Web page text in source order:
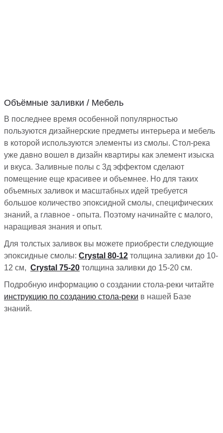
Объёмные заливки / Мебель
В последнее время особенной популярностью
пользуются дизайнерские предметы интерьера и мебель
в которой используются элементы из смолы. Стол-река
уже давно вошел в дизайн квартиры как элемент изыска
и вкуса. Заливные полы с 3д эффектом сделают
помещение еще красивее и объемнее. Но для таких
объемных заливок и масштабных идей требуется
большое количество эпоксидной смолы, специфических
знаний, а главное - опыта. Поэтому начинайте с малого,
наращивая знания и опыт.
Для толстых заливок вы можете приобрести следующие
эпоксидные смолы: Сrystal 80-12 толщина заливки до 10-
12 см, Сrystal 75-20 толщина заливки до 15-20 см.
Подробную информацию о создании стола-реки читайте
инструкцию по созданию стола-реки в нашей Базе
знаний.